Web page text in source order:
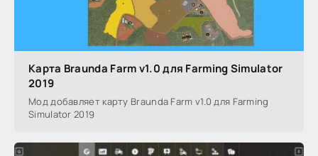
Карта Braunda Farm v1.0 для Farming Simulator
2019
Мод добавляет карту Braunda Farm v1.0 для Farming
Simulator 2019